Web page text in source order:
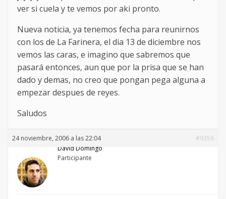
ver si cuela y te vemos por aki pronto.
Nueva noticia, ya tenemos fecha para reunirnos
con los de La Farinera, el dia 13 de diciembre nos
vemos las caras, e imagino que sabremos que
pasará entonces, aun que por la prisa que se han
dado y demas, no creo que pongan pega alguna a
empezar despues de reyes.
Saludos
24 noviembre, 2006 a las 22:04
#9356
David Domingo
Participante